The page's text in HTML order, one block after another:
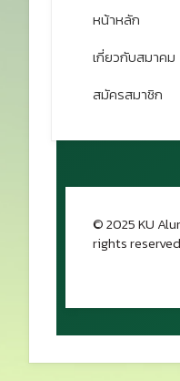
หน้าหลัก
เกี่ยวกับสมาคม
สมัครสมาชิก
© 2025 KU
rights